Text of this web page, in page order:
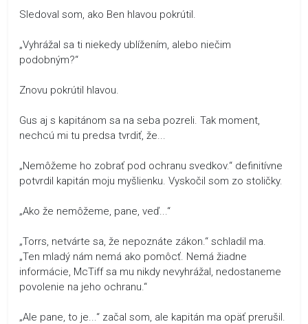
Sledoval som, ako Ben hlavou pokrútil.
„Vyhrážal sa ti niekedy ublížením, alebo niečim
podobným?“
Znovu pokrútil hlavou.
Gus aj s kapitánom sa na seba pozreli. Tak moment,
nechcú mi tu predsa tvrdiť, že...
„Nemôžeme ho zobrať pod ochranu svedkov.“ definitívne
potvrdil kapitán moju myšlienku. Vyskočil som zo stoličky.
„Ako že nemôžeme, pane, veď...“
„Torrs, netvárte sa, že nepoznáte zákon.“ schladil ma.
„Ten mladý nám nemá ako pomôcť. Nemá žiadne
informácie, McTiff sa mu nikdy nevyhrážal, nedostaneme
povolenie na jeho ochranu.“
„Ale pane, to je...“ začal som, ale kapitán ma opäť prerušil.